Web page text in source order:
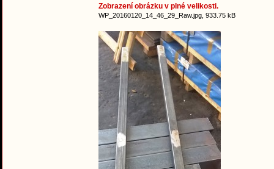
Zobrazení obrázku v plné velikosti.
WP_20160120_14_46_29_Raw.jpg, 933.75 kB